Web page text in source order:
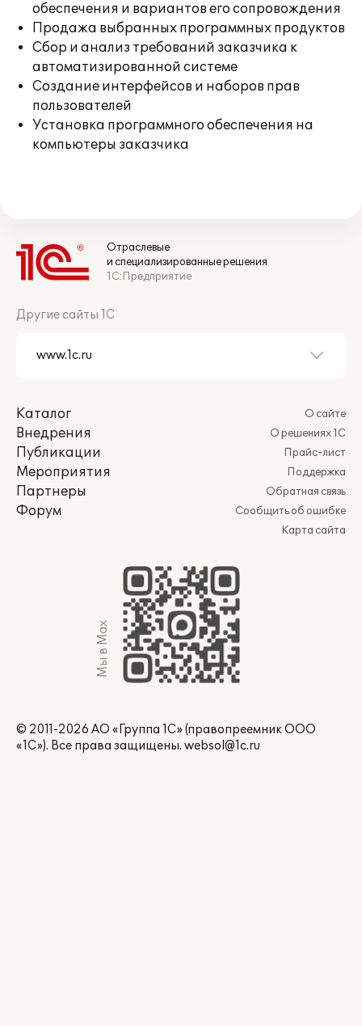
обеспечения и вариантов его сопровождения
Продажа выбранных программных продуктов
Сбор и анализ требований заказчика к
автоматизированной системе
Создание интерфейсов и наборов прав
пользователей
Установка программного обеспечения на
компьютеры заказчика
Отраслевые
и специализированные решения
1С:Предприятие
Другие сайты 1С
Каталог
Внедрения
Публикации
Мероприятия
Партнеры
Форум
О сайте
О решениях 1С
Прайс-лист
Поддержка
Обратная связь
Сообщить об ошибке
Карта сайта
Мы в Max
© 2011-2026 АО «Группа 1С» (правопреемник ООО
«1С»). Все права защищены. websol@1c.ru